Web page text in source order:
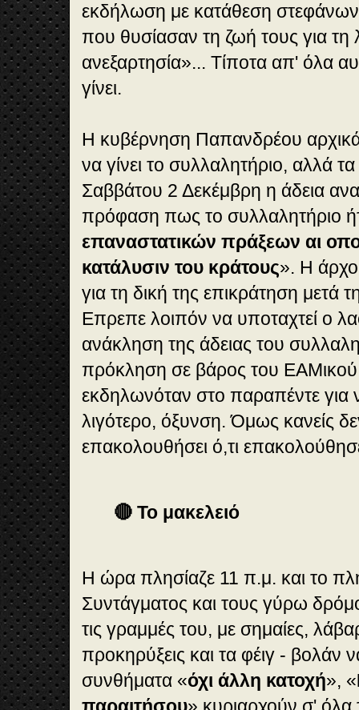
εκδήλωση με κατάθεση
που θυσίασαν τη ζωή τους για τη
ανεξαρτησία»... Τίποτα απ' όλα
γίνει.
Η κυβέρνηση Παπανδρέου αρχικά
να γίνει το συλλαλητήριο, αλλά
Σαββάτου 2 Δεκέμβρη η άδεια
πρόφαση πως το συλλαλητήριο
επαναστατικών πράξεων αι
κατάλυσιν του κράτους». Η
για τη δική της επικράτηση μετά
Επρεπε λοιπόν να υποταχτεί ο
ανάκληση της άδειας του
πρόκληση σε βάρος του ΕΑΜικού
εκδηλωνόταν στο παραπέντε για
λιγότερο, όξυνση. Όμως κανείς
επακολουθήσει ό,τι
🔴 Το μακελειό
Η ώρα πλησίαζε 11 π.μ. και το
Συντάγματος και τους γύρω
τις γραμμές του, με σημαίες,
προκηρύξεις και τα φέιγ - βολάν
συνθήματα «όχι άλλη κατοχή», «